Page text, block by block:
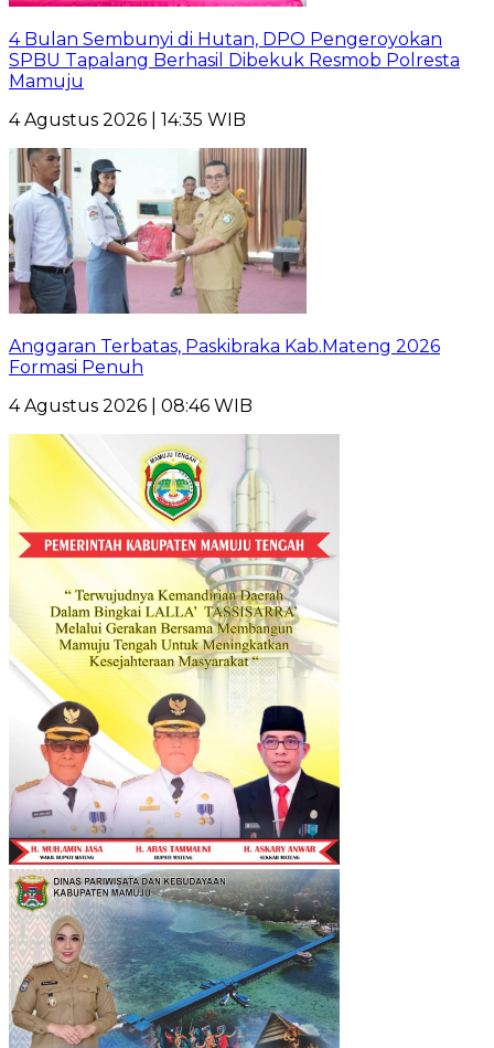
4 Bulan Sembunyi di Hutan, DPO Pengeroyokan
SPBU Tapalang Berhasil Dibekuk Resmob Polresta
Mamuju
4 Agustus 2026 | 14:35 WIB
Anggaran Terbatas, Paskibraka Kab.Mateng 2026
Formasi Penuh
4 Agustus 2026 | 08:46 WIB